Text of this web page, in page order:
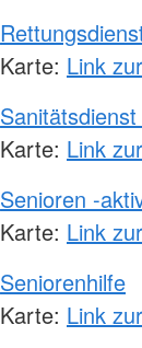
Karte: Link
Karte: Link
Senioren -
Karte: Link
Seniorenhilfe
Karte: Link